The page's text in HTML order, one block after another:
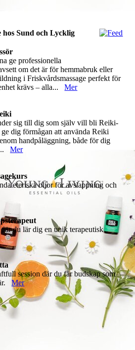
hos Sund och Lycklig
ge professionella
om det är för hemmabruk eller
i Friskvårdsmassage perfekt för
krävs – alla...Mer
sig till dig som själv vill bli Reiki-
dig förmågan att använda Reiki
handpåläggning, både för dig
Mer
eteriska oljor för avslappning och
du lär dig en unik terapeutisk
session där du får budskap som
är.Mer